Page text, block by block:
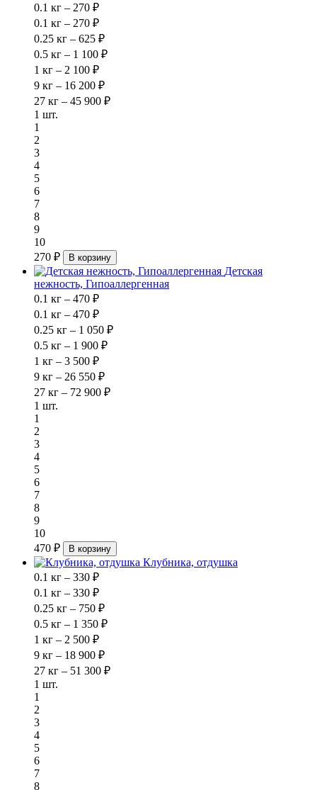
0.1 кг – 270 ₽
0.1 кг – 270 ₽
0.25 кг – 625 ₽
0.5 кг – 1 100 ₽
1 кг – 2 100 ₽
9 кг – 16 200 ₽
27 кг – 45 900 ₽
1 шт.
1
2
3
4
5
6
7
8
9
10
270 ₽
В корзину
Детская
нежность, Гипоаллергенная
0.1 кг – 470 ₽
0.1 кг – 470 ₽
0.25 кг – 1 050 ₽
0.5 кг – 1 900 ₽
1 кг – 3 500 ₽
9 кг – 26 550 ₽
27 кг – 72 900 ₽
1 шт.
1
2
3
4
5
6
7
8
9
10
470 ₽
В корзину
Клубника, отдушка
0.1 кг – 330 ₽
0.1 кг – 330 ₽
0.25 кг – 750 ₽
0.5 кг – 1 350 ₽
1 кг – 2 500 ₽
9 кг – 18 900 ₽
27 кг – 51 300 ₽
1 шт.
1
2
3
4
5
6
7
8